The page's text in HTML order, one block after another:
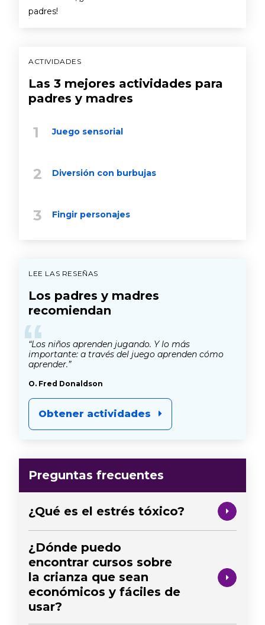
padres!
ACTIVIDADES
Las 3 mejores actividades para
padres y madres
Juego sensorial
Diversión con burbujas
Fingir personajes
LEE LAS RESEÑAS
Los padres y madres
recomiendan
“
“Los niños aprenden jugando. Y lo más
importante: a través del juego aprenden cómo
aprender.”
O. Fred Donaldson
Obtener actividades
Preguntas frecuentes
¿Qué es el estrés tóxico?
¿Dónde puedo
encontrar cursos sobre
la crianza que sean
económicos y fáciles de
usar?